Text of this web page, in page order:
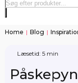
Home | Blog |
Læsetid: 5 min